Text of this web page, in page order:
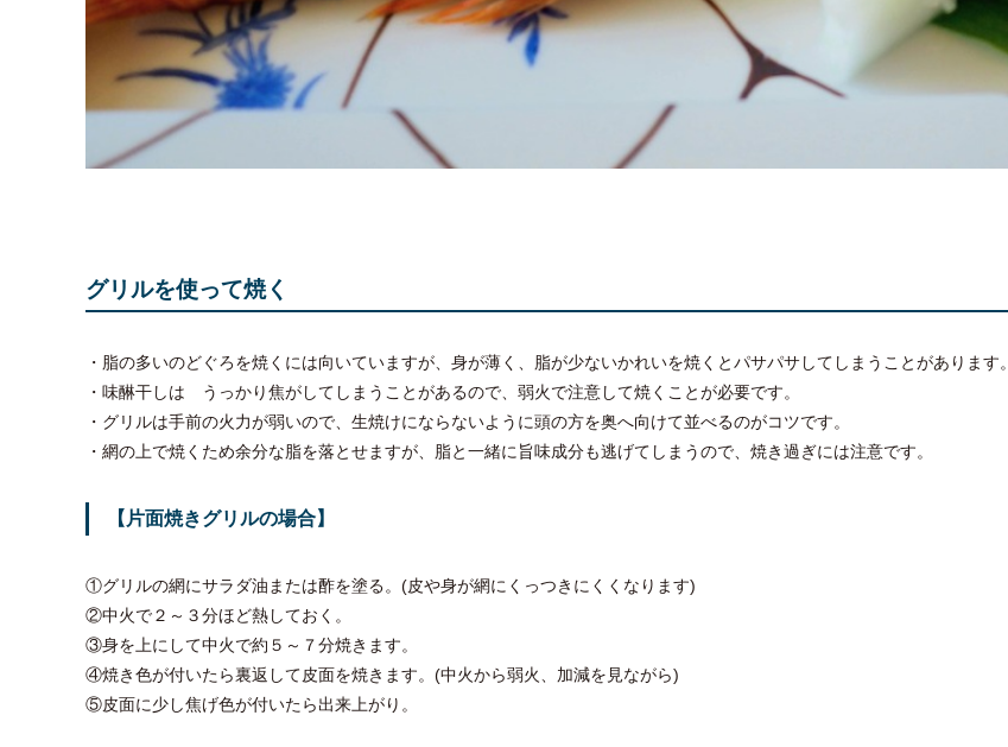
グリルを使って焼く
・脂の多いのどぐろを焼くには向いていますが、身が薄く、脂が少ないかれいを焼くとパサパサしてしまうことがあります。
・味醂干しは うっかり焦がしてしまうことがあるので、弱火で注意して焼くことが必要です。
・グリルは手前の火力が弱いので、生焼けにならないように頭の方を奥へ向けて並べるのがコツです。
・網の上で焼くため余分な脂を落とせますが、脂と一緒に旨味成分も逃げてしまうので、焼き過ぎには注意です。
【片面焼きグリルの場合】
①グリルの網にサラダ油または酢を塗る。(皮や身が網にくっつきにくくなります)
②中火で２～３分ほど熱しておく。
③身を上にして中火で約５～７分焼きます。
④焼き色が付いたら裏返して皮面を焼きます。(中火から弱火、加減を見ながら)
⑤皮面に少し焦げ色が付いたら出来上がり。